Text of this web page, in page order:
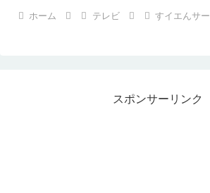
ホーム テレビ すイエんサー
スポンサーリンク